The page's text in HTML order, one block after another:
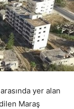
yer alan
Maraş